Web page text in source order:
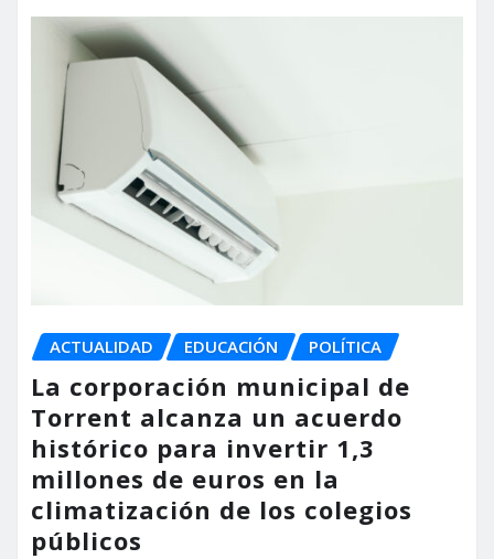
ACTUALIDAD EDUCACIÓN POLÍTICA
La corporación municipal de
Torrent alcanza un acuerdo
histórico para invertir 1,3
millones de euros en la
climatización de los colegios
públicos